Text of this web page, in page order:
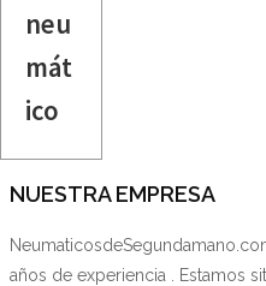
neu
mát
ico
NUESTRA EMPRESA
años de experiencia . Estamos